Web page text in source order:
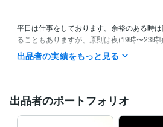
平日は仕事をしております。余裕のある時
ることもありますが、原則は夜(19時〜23時
承頂けますと幸いです。
土日は予定により待機時間が異なりますが、
す。
【商品紹介や注意事項等は、購入前に必ずお
出品者の実績をもっと見る
出品者のポートフォリオ